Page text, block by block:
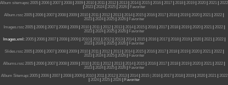
Album sitemaps: 2005 2006 2007 2008 2009 2010 2011 2012 2013 2014 2015 2016 2017 2018 2019 2020 2021
2022
2023| 2024| 2025| 2026|
Favoriter
Album.rss: 2005 2006 2007 2008 2009 2010 2011 2012 2013 2014 2015 2016 2017 2018 2019 2020 2021 2022
2023| 2024| 2025| 2026|
Favoriter
Images.rss: 2005| 2006| 2007| 2008| 2009| 2010| 2011| 2012| 2013| 2014| 2015| 2016| 2017| 2018| 2019| 2020| 2021| 2022|
2023| 2024| 2025| 2026|
Favoriter
Images.xml: 2005| 2006| 2007| 2008| 2009| 2010| 2011| 2012| 2013| 2014| 2015| 2016| 2017| 2018| 2019| 2020| 2021| 2022|
2023| 2024| 2025| 2026|
Favoriter
Slides.rss: 2005| 2006| 2007| 2008| 2009| 2010| 2011| 2012| 2013| 2014| 2015| 2016| 2017| 2018| 2019| 2020| 2021| 2022|
2023| 2024| 2025| 2026|
Favoriter
Albums.rss: 2005 2006 2007 2008 2009 2010 2011 2012 2013 2014 2015 2016 2017 2018 2019 2020 2021 2022
2023| 2024| 2025| 2026|
Favoriter
Album Sitemap: 2005| 2006| 2007| 2008| 2009| 2010| 2011| 2012| 2013| 2014| 2015 | 2016| 2017| 2018| 2019| 2020| 2021| 2022
2024| 2025| 2026|
Favoriter